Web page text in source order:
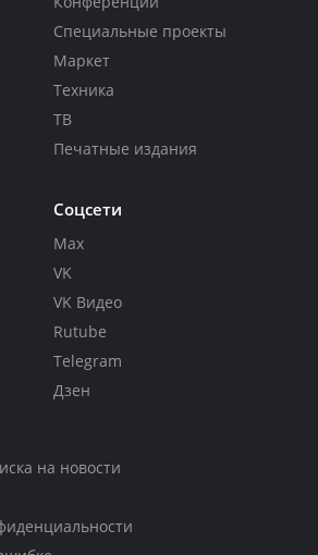
Специальные проекты
Маркет
Техника
ТВ
Печатные издания
Соцсети
Max
VK
VK Видео
Rutube
Telegram
Дзен
на новости